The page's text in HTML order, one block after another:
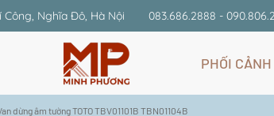
Công, Nghĩa Đô, Hà Nội 083.686.2888 -
PHỐI CẢNH
dừng âm tường TOTO TBV01101B TBN01104B